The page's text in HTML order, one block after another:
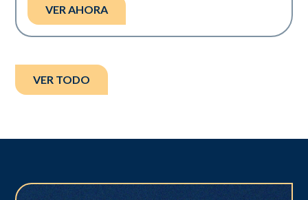
VER AHORA
VER TODO